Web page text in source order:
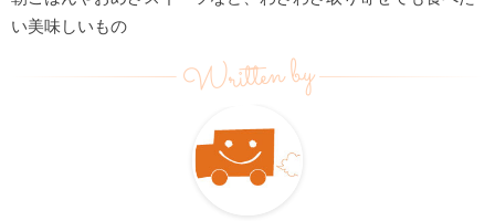
い美味しいもの
Written by